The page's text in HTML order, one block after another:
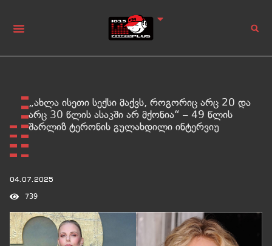
„ახლა ისეთი სექსი მაქვს, როგორიც არც 20 და
არც 30 წლის ასაკში არ მქონია“ – 49 წლის
შარლიზ ტერონის გულახდილი ინტერვიუ
04.07.2025
739